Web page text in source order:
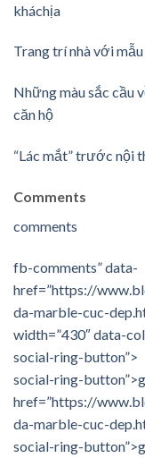
kháchịa
Trang trí nhà với
Những màu sắc cầu
căn hộ
“Lác mắt” trước nội
Comments
comments
fb-comments” data-
href=”https://
da-marble-cuc-
width=”430″ data-
social-ring-button”>
social-ring-
href=”https://
da-marble-cuc-
social-ring-